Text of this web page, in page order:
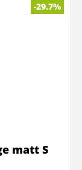
-29.7%
matt S